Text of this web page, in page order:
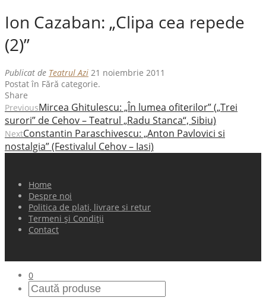
Ion Cazaban: „Clipa cea repede
(2)”
Publicat de Teatrul Azi 21 noiembrie 2011
Postat în Fără categorie.
Share
PreviousMircea Ghitulescu: „În lumea ofiterilor” („Trei
surori” de Cehov – Teatrul „Radu Stanca“, Sibiu)
NextConstantin Paraschivescu: „Anton Pavlovici si
nostalgia” (Festivalul Cehov – Iasi)
Home
Despre noi
Politica de plati, livrare si retur
Termeni și Condiții
Contact
0